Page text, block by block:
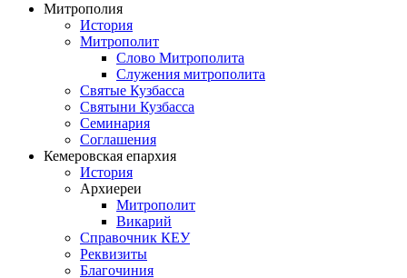
Митрополия
История
Митрополит
Слово Митрополита
Служения митрополита
Святые Кузбасса
Святыни Кузбасса
Семинария
Соглашения
Кемеровская епархия
История
Архиереи
Митрополит
Викарий
Справочник КЕУ
Реквизиты
Благочиния